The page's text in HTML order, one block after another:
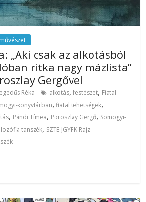
„Aki csak az alkotásból
ritka nagy mázlista”
Gergővel
Réka alkotás,festészet, Fiatal
könyvtárban,fiatal tehetségek,
, Pándi Tímea, Poroszlay Gergő, Somogyi-
tanszék, SZTE-JGYPK Rajz-